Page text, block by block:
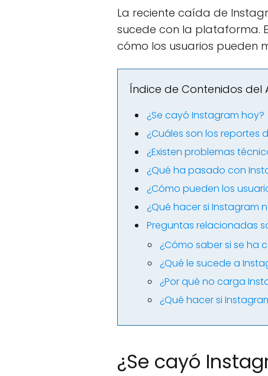
La reciente caída de
sucede con la plataforma.
cómo los usuarios pueden
Índice de Contenidos del
¿Se cayó Instagram hoy?
¿Cuáles son los reportes
¿Existen problemas
¿Qué ha pasado con
¿Cómo pueden los
¿Qué hacer si Instagram
Preguntas relacionadas
¿Cómo saber si se ha
¿Qué le sucede a
¿Por qué no carga
¿Qué hacer si
¿Se cayó